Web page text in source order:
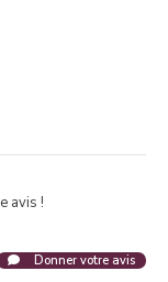
avis !
Donner votre avis